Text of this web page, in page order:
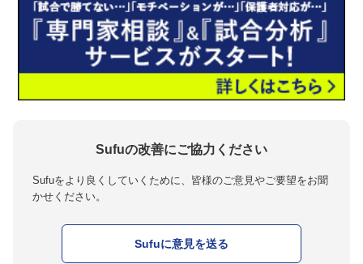
Sufuの改善にご協力ください
Sufuをより良くしていくために、皆様のご意見やご要望をお聞
かせください。
Sufuに意見を送る